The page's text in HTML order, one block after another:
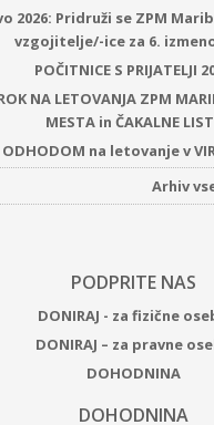
2026: Pridruži se ZPM
vzgojitelje/-ice za 6. izmeno
POČITNICE S PRIJATELJI
NA LETOVANJA ZPM
MESTA in ČAKALNE
ODHODOM na letovanje v
Arhiv
PODPRITE NAS
DONIRAJ - za fizične
DONIRAJ – za pravne
DOHODNINA
DOHODNINA